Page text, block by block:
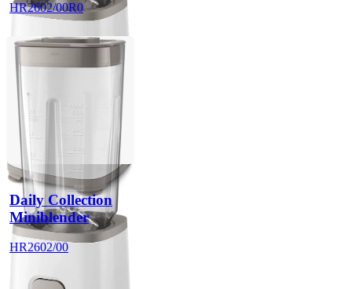
HR2602/00R0
Daily Collection
Miniblender
HR2602/00